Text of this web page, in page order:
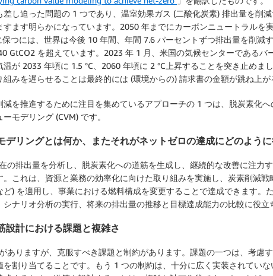
し迫った問題の 1 つであり、温室効果ガス (二酸化炭素) 排出量を削
すます明らかになっています。2050 年までにカーボンニュートラルを
保つには、世界は今後 10 年間、年間 7.6 パーセントずつ排出量を削減
GtCO2 を超えています。2023 年 1 月、米国の気候センターであるバ
が 2033 年頃に 1.5 °C、2060 年頃に 2 °C上昇することを突き止めま
みを遅らせることは最終的には (環境からの) 請求書の金額が跳ね上が
減を推進するために注目を集めているアプローチの 1 つは、脱炭素化
モデリング (CVM) です。
デリングとは何か、またそれがネットゼロの達成にどのよう
の排出量を分析し、脱炭素化への道筋を生成し、継続的な改善に注力
。これは、資源と業務の効率化に向けた取り組みを実施し、炭素削減
) を適用し、事業における燃料構成を変更することで達成できます。
ナリオ分析の実行、将来の排出量の推移と目標達成能力の比較に役立
設計における課題と複雑さ
ありますが、克服すべき課題と制約があります。課題の一つは、考慮
割り当てることです。もう 1 つの制約は、十分に広く実装されてい